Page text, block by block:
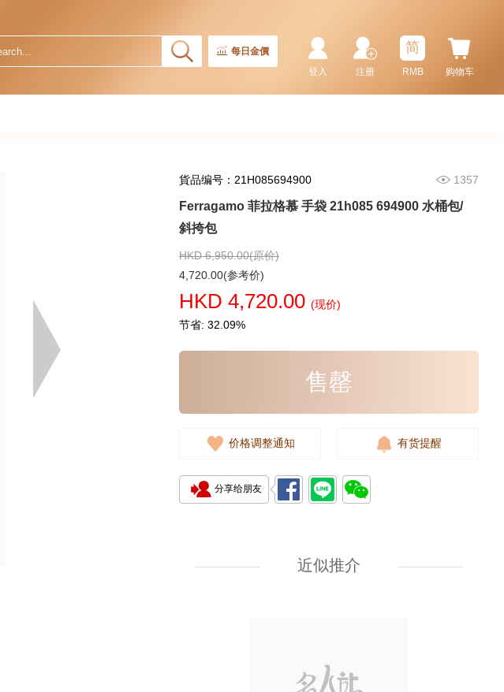
每日金價
购物车
简
RMB
注册
登入
貨品编号：21H085694900 1357
Ferragamo 菲拉格慕 手袋 21h085 694900 水桶包/
斜挎包
HKD 6,950.00(原价)
4,720.00(参考价)
HKD 4,720.00 (现价)
节省: 32.09%
售罄
价格调整通知 有货提醒
分享给朋友
近似推介
国米圈 蓝针
155,000.00
Submariner 124060-0001 精钢
无日历 黑水鬼
102,000.00
钢 游艇 灰面
107,000.00